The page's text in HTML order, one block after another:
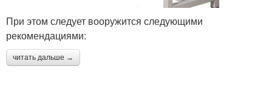
При этом следует вооружится следующими
рекомендациями:
читать дальше →